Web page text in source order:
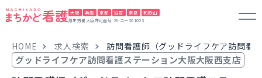
大阪 兵庫 京都 滋賀 奈良 和歌山
厚生労働大臣許可番号 28-ユー301023
HOME 求人検索 訪問看護師（グッドライフケア訪問看
グッドライフケア訪問看護ステーション大阪大阪西支店